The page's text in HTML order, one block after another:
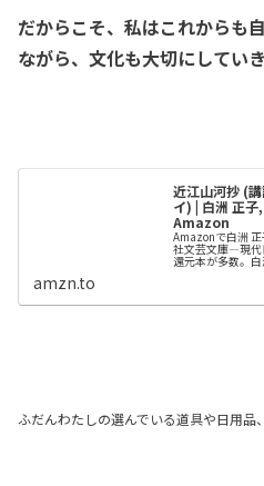
だからこそ、 私はこれからも
ながら、 文化も大切にしてい
近江山河抄 (
イ) | 白洲 正子
Amazon
Amazonで白洲
社文芸文庫―現代
還元本が多数。
急ぎ便対象商品は
amzn.to
ふだんわたしの選んでいる道具や日用品